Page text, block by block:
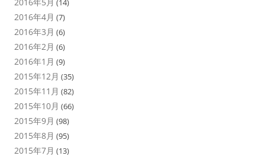
2016年5月 (14)
2016年4月 (7)
2016年3月 (6)
2016年2月 (6)
2016年1月 (9)
2015年12月 (35)
2015年11月 (82)
2015年10月 (66)
2015年9月 (98)
2015年8月 (95)
2015年7月 (13)